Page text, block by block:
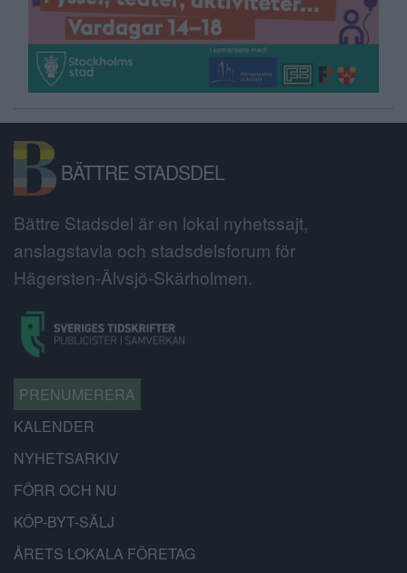
BÄTTRE STADSDEL
Bättre Stadsdel är en lokal nyhetssajt,
anslagstavla och stadsdelsforum för
Hägersten-Älvsjö-Skärholmen.
PRENUMERERA
KALENDER
NYHETSARKIV
FÖRR OCH NU
KÖP-BYT-SÄLJ
ÅRETS LOKALA FÖRETAG